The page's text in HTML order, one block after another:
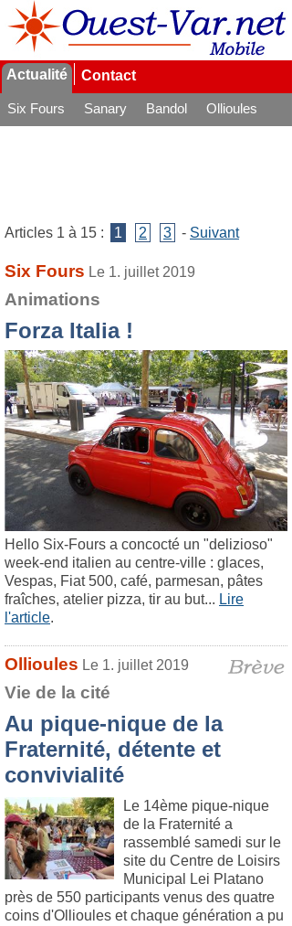
Actualité Contact
Six Fours Sanary Bandol
Ollioules
Articles 1 à 15 : 1 2 3 - Suivant
Six Fours Le 1. juillet 2019
Animations
Forza Italia !
Hello Six-Fours a concocté un "delizioso"
week-end italien au centre-ville : glaces,
Vespas, Fiat 500, café, parmesan, pâtes
fraîches, atelier pizza, tir au but... Lire
l'article.
Ollioules Le 1. juillet 2019
Vie de la cité
Au pique-nique de la
Fraternité, détente et
convivialité
Le 14ème pique-nique
de la Fraternité a
rassemblé samedi sur le
site du Centre de Loisirs
Municipal Lei Platano
près de 550 participants venus des quatre
coins d'Ollioules et chaque génération a pu